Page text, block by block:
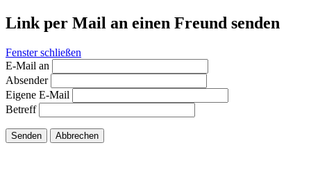
Link per Mail an einen Freund senden
Fenster schließen
E-Mail an
Absender
Eigene E-Mail
Betreff
Senden Abbrechen